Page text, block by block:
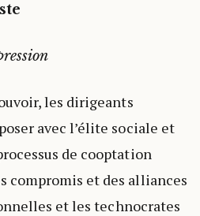
les dirigeants
avec l’élite sociale et
de cooptation
compromis et des alliances
et les technocrates